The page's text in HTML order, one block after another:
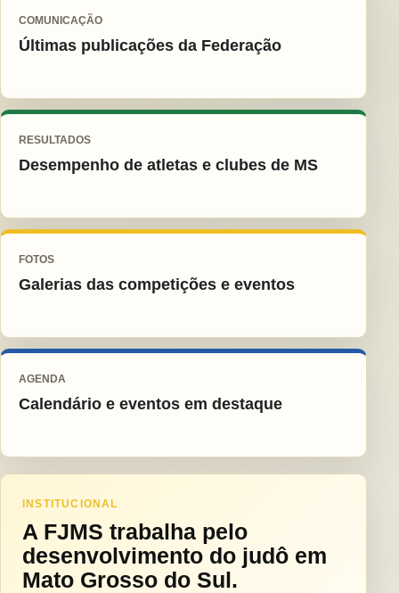
COMUNICAÇÃO
Últimas publicações da Federação
RESULTADOS
Desempenho de atletas e clubes de MS
FOTOS
Galerias das competições e eventos
AGENDA
Calendário e eventos em destaque
INSTITUCIONAL
A FJMS trabalha pelo
desenvolvimento do judô em
Mato Grosso do Sul.